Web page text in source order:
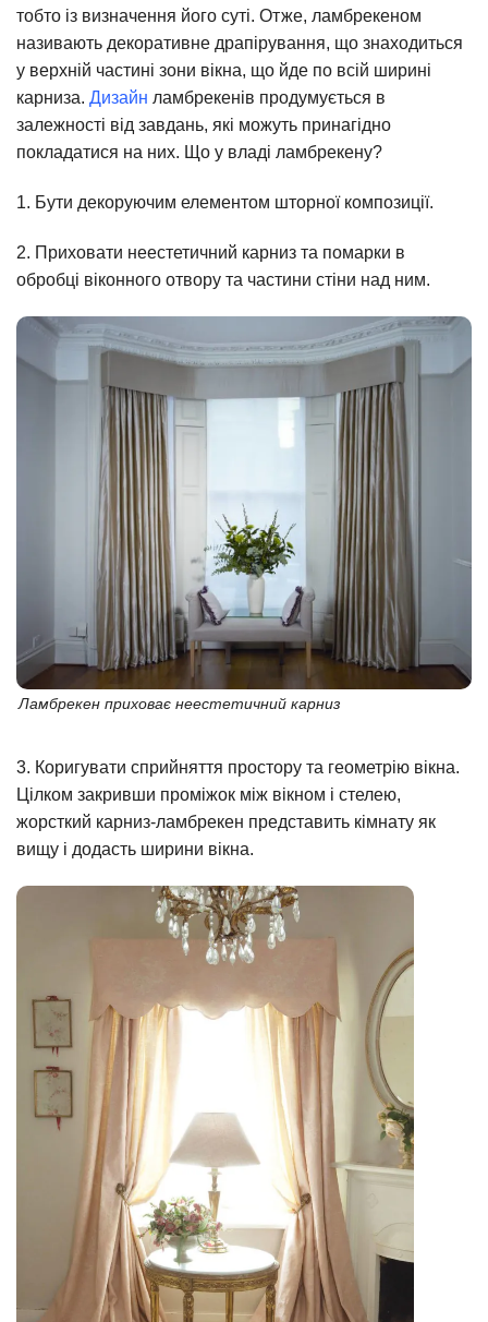
тобто із визначення його суті. Отже, ламбрекеном
називають декоративне драпірування, що знаходиться
у верхній частині зони вікна, що йде по всій ширині
карниза. Дизайн ламбрекенів продумується в
залежності від завдань, які можуть принагідно
покладатися на них. Що у владі ламбрекену?
1. Бути декоруючим елементом шторної композиції.
2. Приховати неестетичний карниз та помарки в
обробці віконного отвору та частини стіни над ним.
Ламбрекен приховає неестетичний карниз
3. Коригувати сприйняття простору та геометрію вікна.
Цілком закривши проміжок між вікном і стелею,
жорсткий карниз-ламбрекен представить кімнату як
вищу і додасть ширини вікна.